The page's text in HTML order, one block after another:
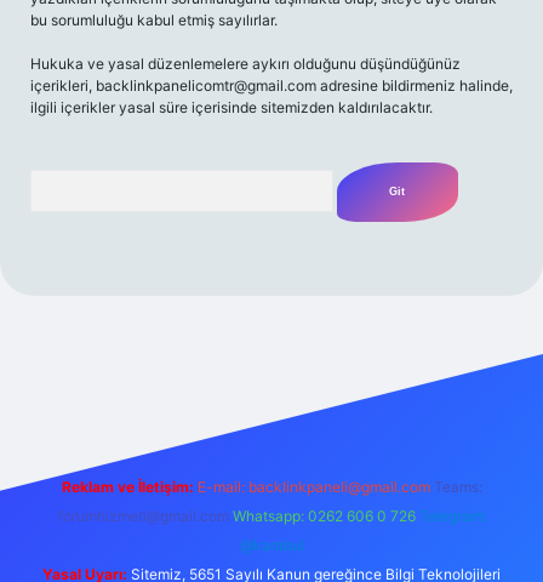
bu sorumluluğu kabul etmiş sayılırlar.
Hukuka ve yasal düzenlemelere aykırı olduğunu düşündüğünüz
içerikleri, backlinkpanelicomtr@gmail.com adresine bildirmeniz halinde,
ilgili içerikler yasal süre içerisinde sitemizden kaldırılacaktır.
m elexbet
Reklam ve İletişim: E-mail: backlinkpaneli@gmail.com Teams:
forumhizmeti@gmail.com Whatsapp: 0262 606 0 726 Telegram:
@karabul
Yasal Uyarı: Sitemiz, 5651 Sayılı Kanun gereğince Bilgi Teknolojileri